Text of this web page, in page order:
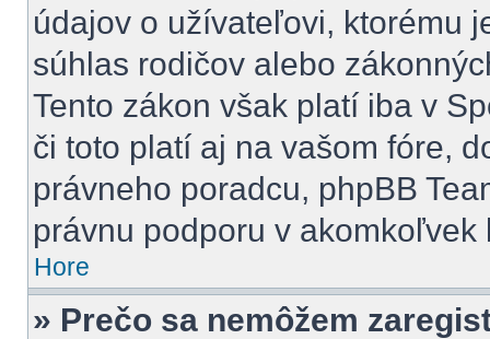
údajov o užívateľovi, ktorému
súhlas rodičov alebo
Tento zákon však platí iba v
či toto platí aj na vašom fóre,
právneho poradcu, phpBB
právnu podporu v akomkoľvek
Hore
» Prečo sa nemôžem